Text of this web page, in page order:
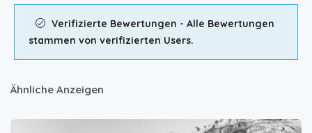
Verifizierte Bewertungen - Alle Bewertungen
stammen von verifizierten Users.
Ähnliche Anzeigen